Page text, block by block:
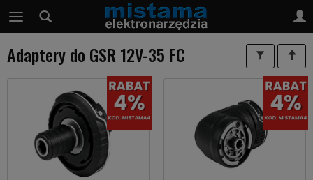
Adaptery do GSR 12V-35 FC